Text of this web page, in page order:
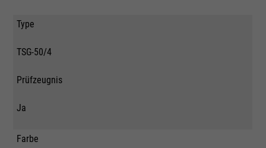
Type
TSG-50/4
Prüfzeugnis
Ja
Farbe